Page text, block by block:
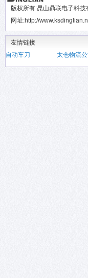
版权所有:昆山鼎联电子科
网址:http://
友情链接
自动车刀
太仓物流公